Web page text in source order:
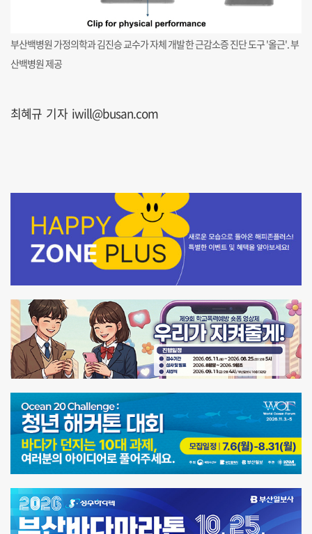
부산백병원 가정의학과 김진승 교수가 자체 개발한 근감소증 진단 도구 '올근'. 부
산백병원 제공
최혜규 기자 iwill@busan.com